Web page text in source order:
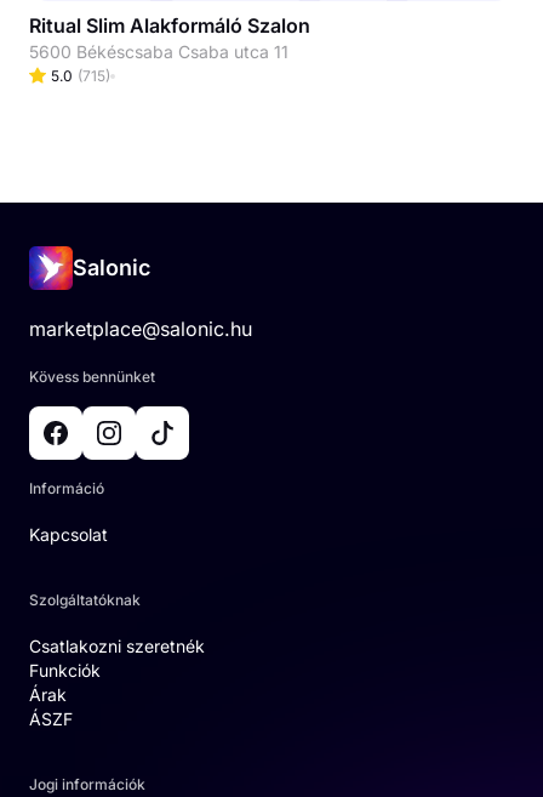
Ritual Slim Alakformáló Szalon
5600 Békéscsaba Csaba utca 11
5.0 (715)
Salonic
marketplace@salonic.hu
Kövess bennünket
Információ
Kapcsolat
Szolgáltatóknak
Csatlakozni szeretnék
Funkciók
Árak
ÁSZF
Jogi információk